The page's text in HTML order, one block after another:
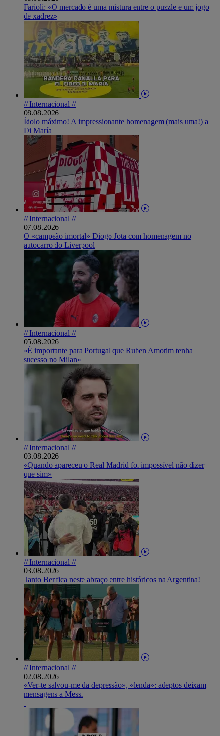
Farioli: «O mercado é uma mistura entre o puzzle e um jogo
de xadrez»
// Internacional //
08.08.2026
Ídolo máximo! A impressionante homenagem (mais uma!) a
Di María
// Internacional //
07.08.2026
O «campeão imortal» Diogo Jota com homenagem no
autocarro do Liverpool
// Internacional //
05.08.2026
«É importante para Portugal que Ruben Amorim tenha
sucesso no Milan»
// Internacional //
03.08.2026
«Quando apareceu o Real Madrid foi impossível não dizer
que sim»
// Internacional //
03.08.2026
Tanto Benfica neste abraço entre históricos na Argentina!
// Internacional //
02.08.2026
«Ver-te salvou-me da depressão», «lenda»: adeptos deixam
mensagens a Messi